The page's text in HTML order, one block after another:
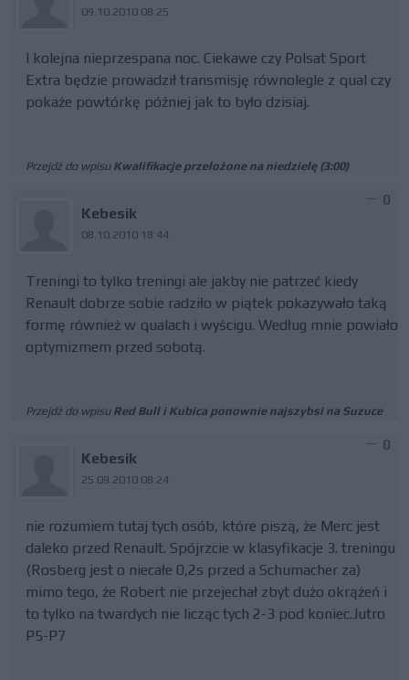
09.10.2010 08:25
I kolejna nieprzespana noc. Ciekawe czy Polsat Sport
Extra będzie prowadził transmisję równolegle z qual czy
pokaże powtórkę później jak to było dzisiaj.
Przejdź do wpisu Kwalifikacje przełożone na niedzielę (3:00)
Kebesik
08.10.2010 18:44
0
Treningi to tylko treningi ale jakby nie patrzeć kiedy
Renault dobrze sobie radziło w piątek pokazywało taką
formę również w qualach i wyścigu. Według mnie powiało
optymizmem przed sobotą.
Przejdź do wpisu Red Bull i Kubica ponownie najszybsi na Suzuce
Kebesik
25.09.2010 08:24
0
nie rozumiem tutaj tych osób, które piszą, że Merc jest
daleko przed Renault. Spójrzcie w klasyfikacje 3. treningu
(Rosberg jest o niecałe 0,2s przed a Schumacher za)
mimo tego, że Robert nie przejechał zbyt dużo okrążeń i
to tylko na twardych nie licząc tych 2-3 pod koniec.Jutro
P5-P7